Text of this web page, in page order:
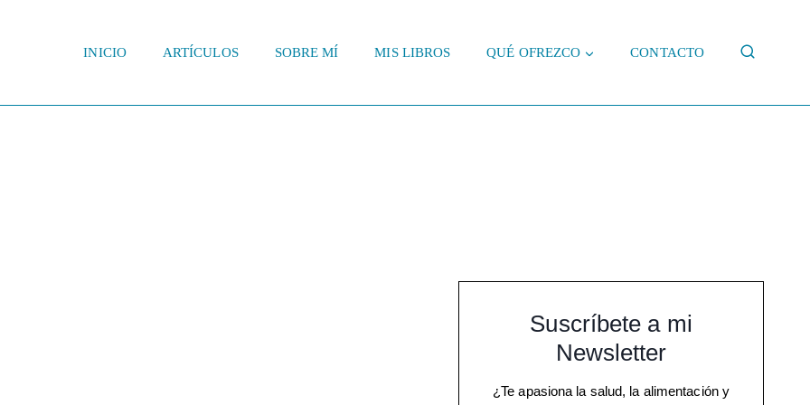
INICIO ARTÍCULOS SOBRE MÍ MIS LIBROS QUÉ OFREZCO CONTACTO
Suscríbete a mi
Newsletter
¿Te apasiona la salud, la alimentación y